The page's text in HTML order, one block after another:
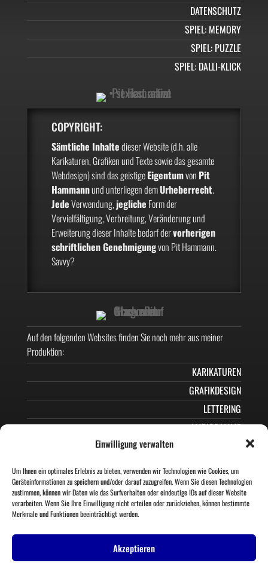
Einwilligung verwalten
Um Ihnen ein optimales Erlebnis zu bieten, verwenden wir Technologien wie Cookies, um
Geräteinformationen zu speichern und/oder darauf zuzugreifen. Wenn Sie diesen Technologien
zustimmen, können wir Daten wie das Surfverhalten oder eindeutige IDs auf dieser Website
verarbeiten. Wenn Sie Ihre Einwilligung nicht erteilen oder zurückziehen, können bestimmte
Merkmale und Funktionen beeinträchtigt werden.
Akzeptieren
DATENSCHUTZ
SPIEL: MEMORY
SPIEL: PUZZLE
SPIEL: DALLI-KLICK
COPYRIGHT:
Sämtliche Inhaltedieser Website (d.h. alle
Karikaturen, Grafiken und Texte sowie das gesamte
Webdesign) sind das geistigeEigentumvon Pit
Hammannund unterliegen demUrheberrecht.
JedeVerwendung,jegliche Form der
Vervielfältigung, Verbreitung, Veränderung und
Erweiterung dieser Inhalte bedarf dervorherigen
schriftlichen Genehmigungvon Pit Hammann.
Savvy?
Auf den folgenden Websites finden Sie noch mehr aus meiner
Produktion:
KARIKATUREN
GRAFIKDESIGN
LETTERING
AMBIGRAMME
MEIN SCI-FI-FANTASY-ROMAN
Wenn Sie mir folgen möchten?
© PIT HAMMANN